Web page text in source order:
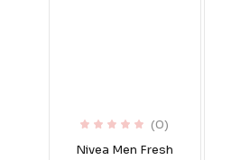
(0)
Nivea Men Fresh